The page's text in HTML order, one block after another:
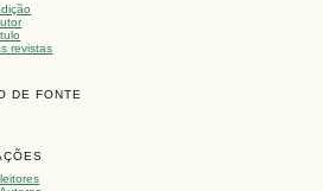
revistas
DE FONTE